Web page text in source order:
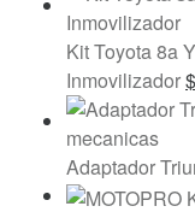
Kit Toyota 8a
Inmovilizador$
Adaptador